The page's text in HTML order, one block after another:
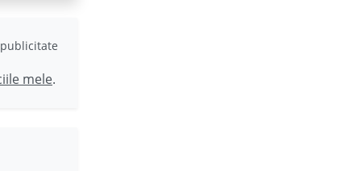
publicitate
mele.